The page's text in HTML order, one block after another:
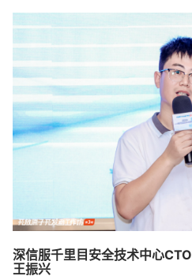
深信服千里目安全技术中心CTO
王振兴